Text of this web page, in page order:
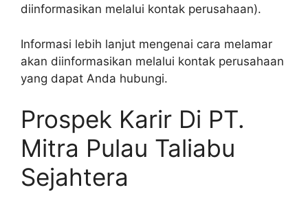
diinformasikan melalui kontak perusahaan).
Informasi lebih lanjut mengenai cara melamar
akan diinformasikan melalui kontak perusahaan
yang dapat Anda hubungi.
Prospek Karir Di PT.
Mitra Pulau Taliabu
Sejahtera